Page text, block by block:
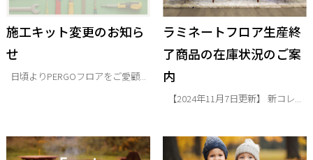
施工キット変更のお知ら
せ
日頃よりPERGOフロアをご愛顧...
ラミネートフロア生産終
了商品の在庫状況のご案
内
【2024年11月7日更新】 新コレ...